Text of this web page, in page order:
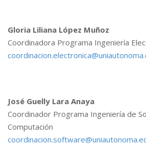
Gloria Liliana López Muñoz
Coordinadora Programa Ingeniería
José Guelly Lara Anaya
Coordinador Programa Ingeniería de
Computación